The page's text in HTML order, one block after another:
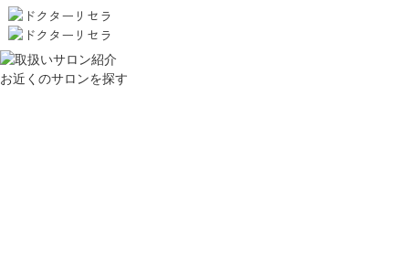
お近くのサロンを探す